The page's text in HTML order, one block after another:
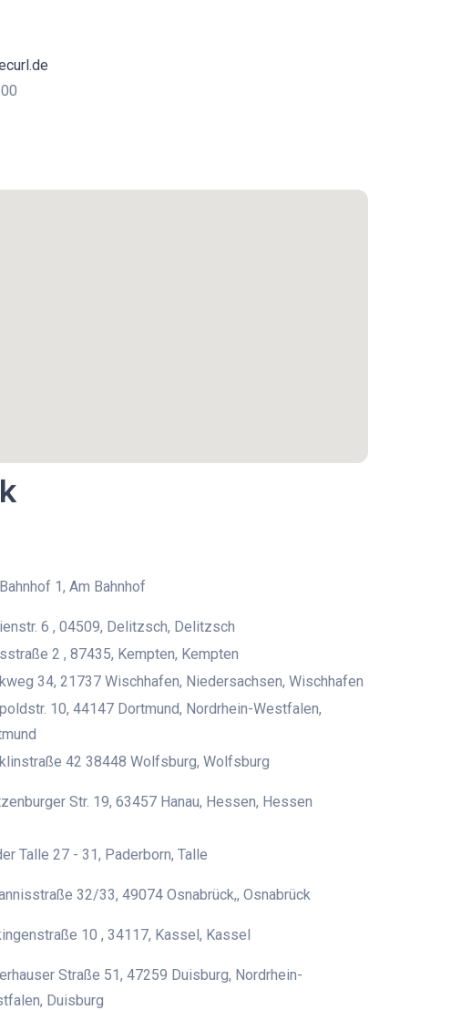
1, Am Bahnhof
6 , 04509, Delitzsch, Delitzsch
2 , 87435, Kempten, Kempten
34, 21737 Wischhafen, Niedersachsen, Wischhafen
10, 44147 Dortmund, Nordrhein-Westfalen,
42 38448 Wolfsburg, Wolfsburg
Str. 19, 63457 Hanau, Hessen, Hessen
Talle 27 - 31, Paderborn, Talle
32/33, 49074 Osnabrück,, Osnabrück
10 , 34117, Kassel, Kassel
Straße 51, 47259 Duisburg, Nordrhein-
Duisburg